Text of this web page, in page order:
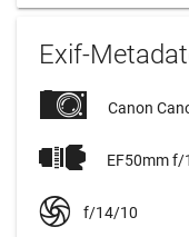
Exif-
Canon
EF50mm f/
f/14/10